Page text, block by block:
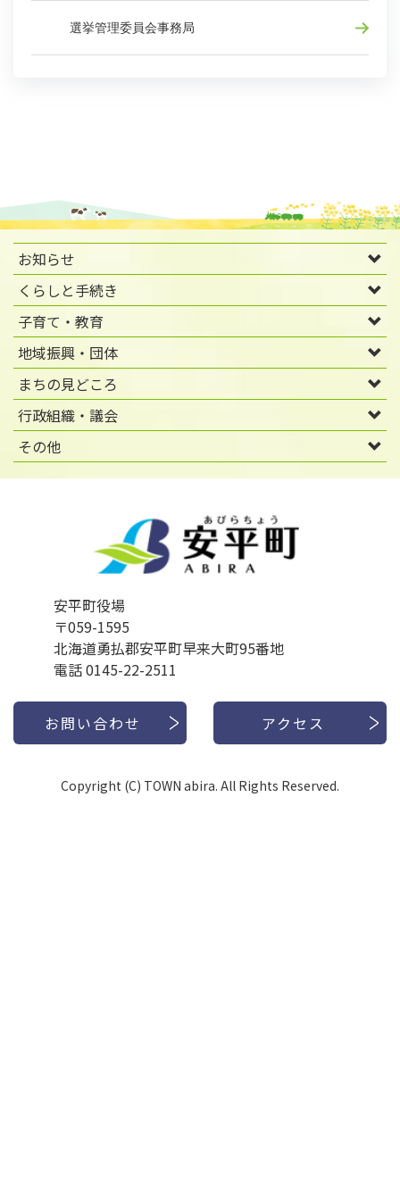
選挙管理委員会事務局
お知らせ
くらしと手続き
子育て・教育
地域振興・団体
まちの見どころ
行政組織・議会
その他
安平町役場
〒059-1595
北海道勇払郡安平町早来大町95番地
電話 0145-22-2511
お問い合わせ アクセス
Copyright (C) TOWN abira. All Rights Reserved.